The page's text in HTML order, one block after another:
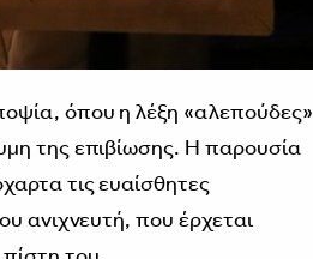
όπου η λέξη «αλεπούδες»
της επιβίωσης. Η παρουσία
τις ευαίσθητες
ανιχνευτή, που έρχεται